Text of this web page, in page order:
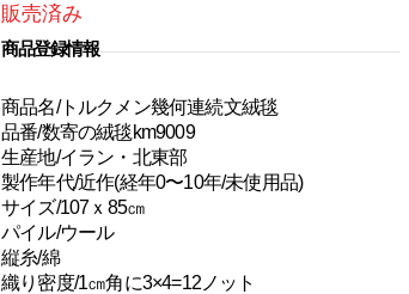
​販売済み
​商品登録情報
商品名/トルクメン幾何連続文絨毯
品番/数寄の絨毯km9009
生産地/イラン・北東部
製作年代/近作(経年0〜10年/未使用品)
サイズ/107ｘ85㎝
パイル/ウール
縦糸/綿
織り密度/1㎝角に3×4=12ノット